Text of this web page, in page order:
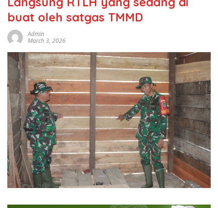
buat oleh satgas TMMD
Admin
March 3, 2026